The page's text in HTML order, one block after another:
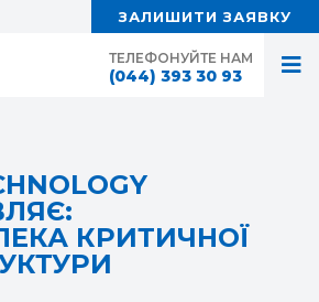
ТЕЛЕФОНУЙТЕ НАМ
(044) 393 30 93
ЗАЛИШИТИ ЗАЯВКУ
КРИТИЧНОЇ